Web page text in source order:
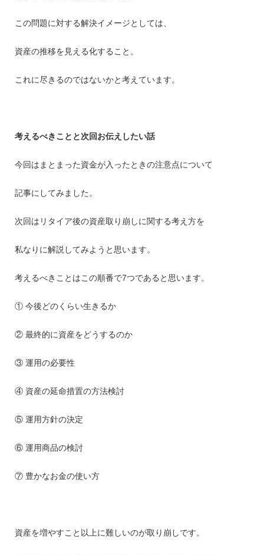
この問題に対する解決イメージとしては、
資産の推移を見える化すること。
これに尽きるのではないかと考えています。
考えるべきことと次回お伝えしたい話
今回はまとまった資金が入ったときの注意点について
記事にしてみました。
次回はリタイア後の資産取り崩しに関する考え方を
私なりに解説してみようと思います。
考えるべきことはこの順番で7つであると思います。
① 今後どのくらい生きるか
② 最終的に資産をどうするのか
③ 運用の必要性
④ 資産の延命措置の方法検討
⑤ 運用方針の決定
⑥ 運用商品の検討
⑦ 豊かなお金の使い方
資産を増やすこと以上に難しいのが取り崩しです。